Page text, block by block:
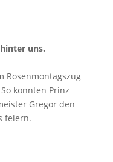
uns.
Rosenmontagszug
konnten Prinz
Gregor den
feiern.